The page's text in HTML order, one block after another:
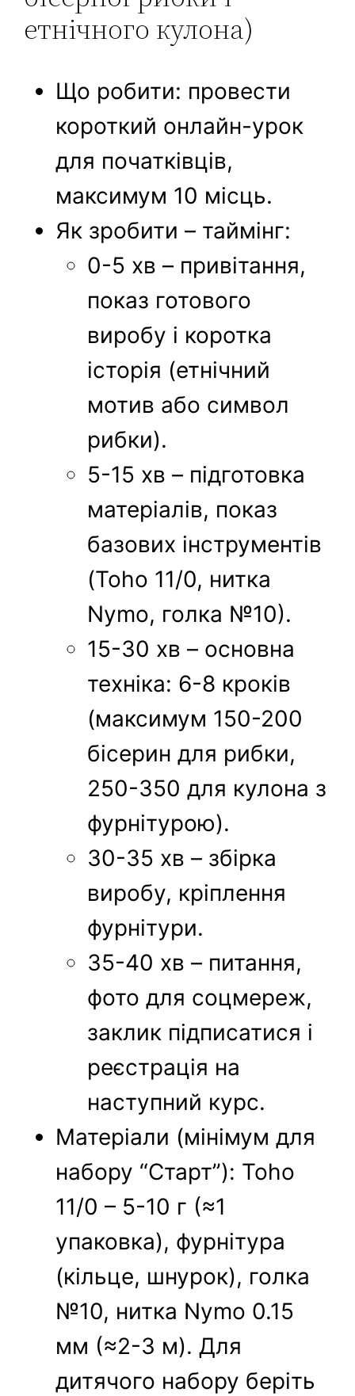
етнічного кулона)
Що робити: провести
короткий онлайн-урок
для початківців,
максимум 10 місць.
Як зробити – таймінг:
0-5 хв – привітання,
показ готового
виробу і коротка
історія (етнічний
мотив або символ
рибки).
5-15 хв – підготовка
матеріалів, показ
базових інструментів
(Toho 11/0, нитка
Nymo, голка №10).
15-30 хв – основна
техніка: 6-8 кроків
(максимум 150-200
бісерин для рибки,
250-350 для кулона з
фурнітурою).
30-35 хв – збірка
виробу, кріплення
фурнітури.
35-40 хв – питання,
фото для соцмереж,
заклик підписатися і
реєстрація на
наступний курс.
Матеріали (мінімум для
набору “Старт”): Toho
11/0 – 5-10 г (≈1
упаковка), фурнітура
(кільце, шнурок), голка
№10, нитка Nymo 0.15
мм (≈2-3 м). Для
дитячого набору беріть